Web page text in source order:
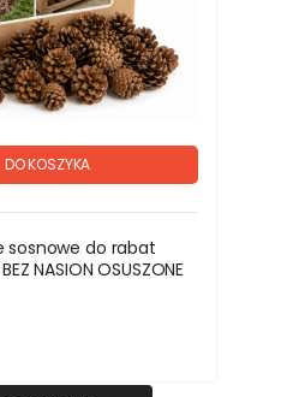
DO KOSZYKA
sosnowe do rabat
NASION OSUSZONE